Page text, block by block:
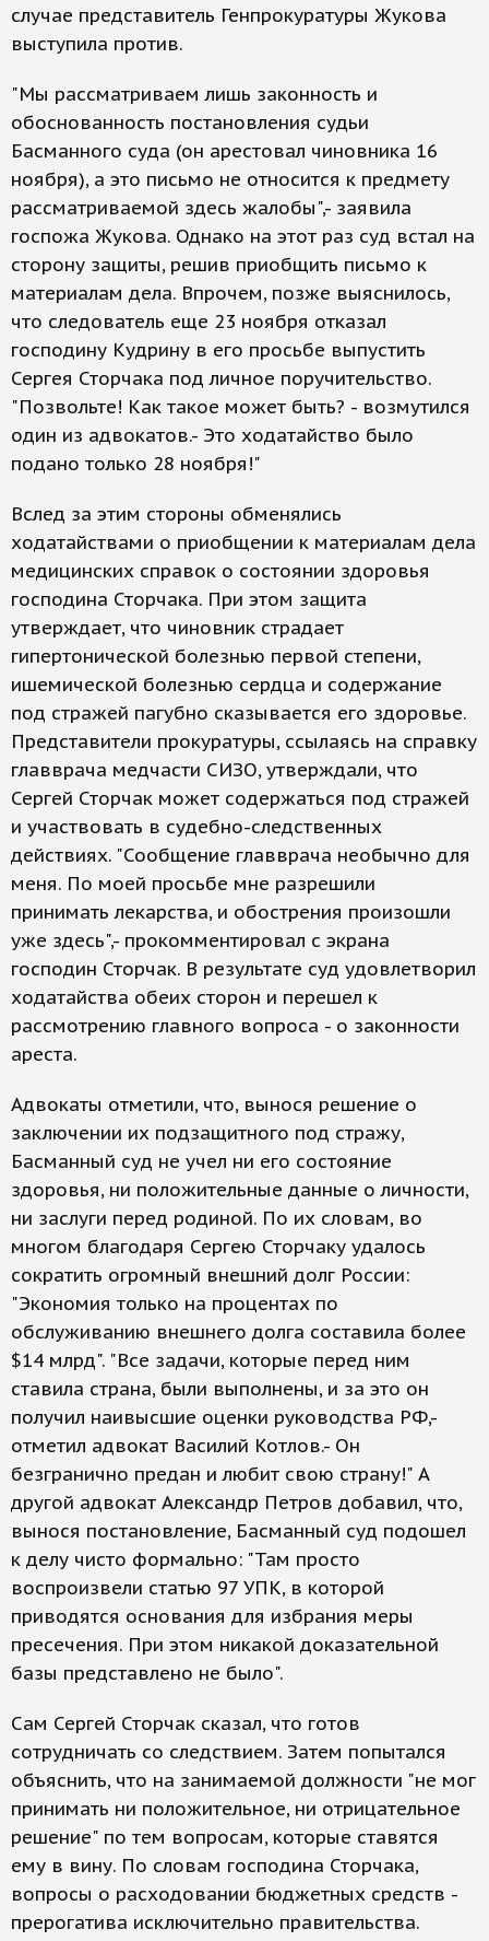
случае представитель Генпрокуратуры Жукова
выступила против.
"Мы рассматриваем лишь законность и
обоснованность постановления судьи
Басманного суда (он арестовал чиновника 16
ноября), а это письмо не относится к предмету
рассматриваемой здесь жалобы",- заявила
госпожа Жукова. Однако на этот раз суд встал на
сторону защиты, решив приобщить письмо к
материалам дела. Впрочем, позже выяснилось,
что следователь еще 23 ноября отказал
господину Кудрину в его просьбе выпустить
Сергея Сторчака под личное поручительство.
"Позвольте! Как такое может быть? - возмутился
один из адвокатов.- Это ходатайство было
подано только 28 ноября!"
Вслед за этим стороны обменялись
ходатайствами о приобщении к материалам дела
медицинских справок о состоянии здоровья
господина Сторчака. При этом защита
утверждает, что чиновник страдает
гипертонической болезнью первой степени,
ишемической болезнью сердца и содержание
под стражей пагубно сказывается его здоровье.
Представители прокуратуры, ссылаясь на справку
главврача медчасти СИЗО, утверждали, что
Сергей Сторчак может содержаться под стражей
и участвовать в судебно-следственных
действиях. "Сообщение главврача необычно для
меня. По моей просьбе мне разрешили
принимать лекарства, и обострения произошли
уже здесь",- прокомментировал с экрана
господин Сторчак. В результате суд удовлетворил
ходатайства обеих сторон и перешел к
рассмотрению главного вопроса - о законности
ареста.
Адвокаты отметили, что, вынося решение о
заключении их подзащитного под стражу,
Басманный суд не учел ни его состояние
здоровья, ни положительные данные о личности,
ни заслуги перед родиной. По их словам, во
многом благодаря Сергею Сторчаку удалось
сократить огромный внешний долг России:
"Экономия только на процентах по
обслуживанию внешнего долга составила более
$14 млрд". "Все задачи, которые перед ним
ставила страна, были выполнены, и за это он
получил наивысшие оценки руководства РФ,-
отметил адвокат Василий Котлов.- Он
безгранично предан и любит свою страну!" А
другой адвокат Александр Петров добавил, что,
вынося постановление, Басманный суд подошел
к делу чисто формально: "Там просто
воспроизвели статью 97 УПК, в которой
приводятся основания для избрания меры
пресечения. При этом никакой доказательной
базы представлено не было".
Сам Сергей Сторчак сказал, что готов
сотрудничать со следствием. Затем попытался
объяснить, что на занимаемой должности "не мог
принимать ни положительное, ни отрицательное
решение" по тем вопросам, которые ставятся
ему в вину. По словам господина Сторчака,
вопросы о расходовании бюджетных средств -
прерогатива исключительно правительства.